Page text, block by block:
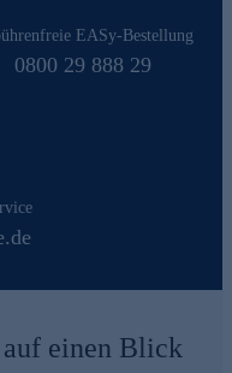
EASy-Bestellung
0800 29 888 29
einen Blick